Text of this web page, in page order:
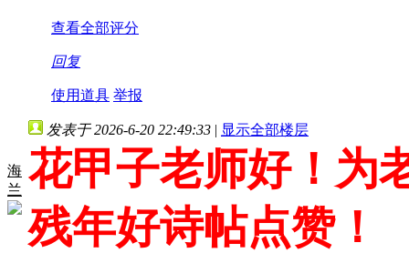
查看全部评分
回复
使用道具 举报
海
兰
发表于 2026-6-20 22:49:33 | 显示全部楼层
花甲子老师好！为
残年好诗帖点赞！